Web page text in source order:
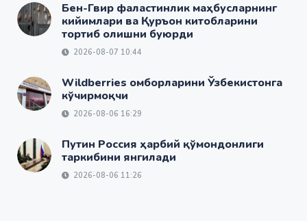
Бен-Гвир фаластинлик маҳбусларнинг
кийимлари ва Қуръон китобларини
тортиб олишни буюрди
2026-08-07 10:44
Wildberries омборларини Ўзбекистонга
кўчирмоқчи
2026-08-06 16:29
Путин Россия ҳарбий қўмондонлиги
таркибини янгилади
2026-08-06 11:26